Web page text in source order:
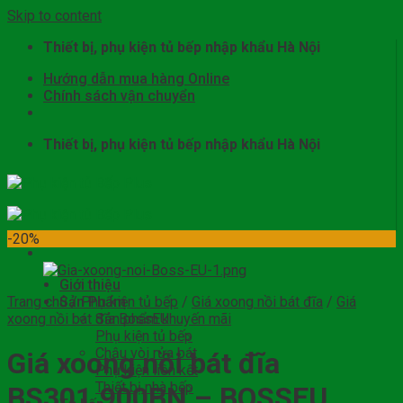
Skip to content
Thiết bị, phụ kiện tủ bếp nhập khẩu Hà Nội
Hướng dẫn mua hàng Online
Chính sách vận chuyển
Thiết bị, phụ kiện tủ bếp nhập khẩu Hà Nội
Giới thiệu
Sản Phẩm
Sản phẩm khuyến mãi
Phụ kiện tủ bếp
Chậu vòi rửa bát
Phụ kiện liên kết
Thiết bị nhà bếp
-20%
Trang chủ / Phụ kiện tủ bếp / Giá xoong nồi bát đĩa / Giá
xoong nồi bát đĩa BossEU
Giá xoong nồi bát đĩa